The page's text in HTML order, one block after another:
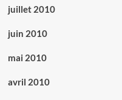
juillet 2010
juin 2010
mai 2010
avril 2010